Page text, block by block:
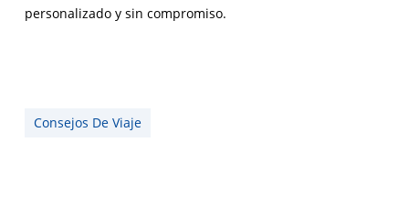
personalizado y sin compromiso.
Consejos De Viaje